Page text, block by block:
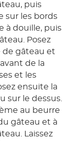
puis
sur les bords
à douille, puis
Posez
gâteau et
de la
et les
ensuite la
sur le dessus.
au beurre
gâteau et à
Laissez